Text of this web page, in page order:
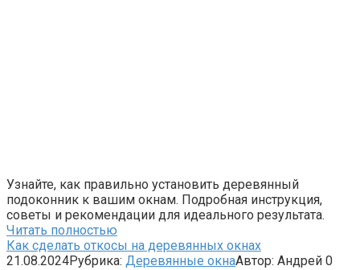
Узнайте, как правильно установить деревянный
подоконник к вашим окнам. Подробная инструкция,
советы и рекомендации для идеального результата.
Читать полностью
Как сделать откосы на деревянных окнах
21.08.2024Рубрика: Деревянные окнаАвтор: Андрей 0